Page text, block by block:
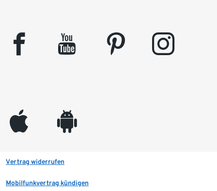
facebook youtube pinterest instagram
appleinc android
Vertrag widerrufen
Mobilfunkvertrag kündigen